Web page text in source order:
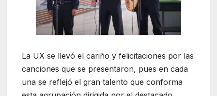
La UX se llevó el cariño y felicitaciones por las
canciones que se presentaron, pues en cada
una se reflejó el gran talento que conforma